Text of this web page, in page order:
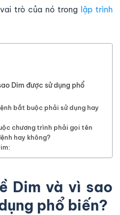
trò của nó trong lập trình
Dim được sử dụng phổ
bắt buộc phải sử dụng hay
chương trình phải gọi tên
hay không?
Dim và vì sao
phổ biến?